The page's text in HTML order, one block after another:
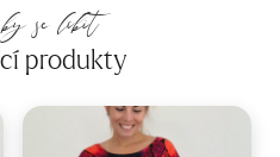
se líbit
produkty